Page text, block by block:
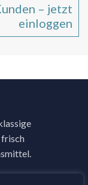
– jetzt
einloggen